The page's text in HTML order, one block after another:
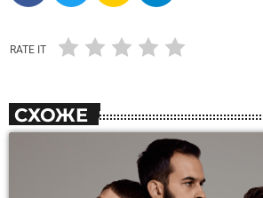
RATE IT
СХОЖЕ